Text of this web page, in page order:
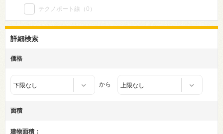
テクノポート線 （0）
詳細検索
価格
から
面積
建物面積：